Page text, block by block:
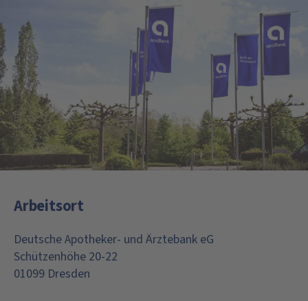
Arbeitsort
Deutsche Apotheker- und Ärztebank eG
Schützenhöhe 20-22
01099 Dresden